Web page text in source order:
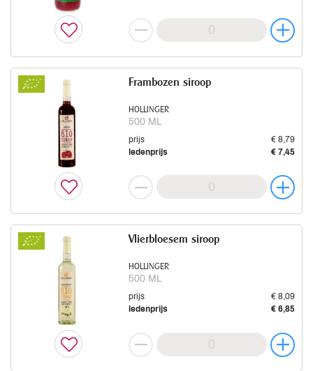
HOLLINGER
500 ML
Frambozen siroop
prijs
€ 8,79
ledenprijs
€ 7,45
HOLLINGER
500 ML
Vlierbloesem siroop
prijs
€ 8,09
ledenprijs
€ 6,85